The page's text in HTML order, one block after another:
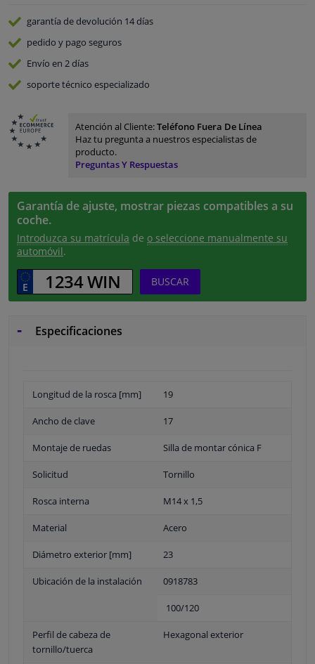
garantía de devolución 14 días
pedido y pago seguros
Envío en 2 días
soporte técnico especializado
Atención al Cliente:Teléfono Fuera De Línea
Haz tu pregunta a nuestros especialistas de
producto.
Preguntas Y Respuestas
Garantía de ajuste, mostrar piezas compatibles a su
coche.
Introduzca su matrícula de o seleccione manualmente su
automóvil.
BUSCAR
Especificaciones
Longitud de la rosca [mm] 19
Ancho de clave 17
Montaje de ruedas Silla de montar cónica F
Solicitud Tornillo
Rosca interna M14 x 1,5
Material Acero
Diámetro exterior [mm] 23
Ubicación de la instalación 0918783
100/120
Perfil de cabeza de
tornillo/tuerca
Hexagonal exterior